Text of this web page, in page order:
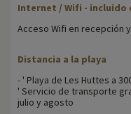
Internet / Wifi - incluido
Acceso Wifi en recepción
Distancia a la playa
- ' Playa de Les Huttes a
' Servicio de transporte
julio y agosto